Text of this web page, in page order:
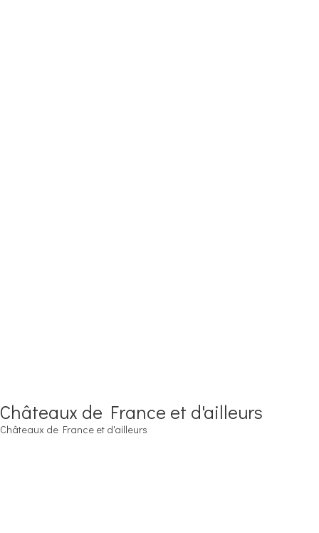
Châteaux de France et d'ailleurs
Châteaux de France et d'ailleurs